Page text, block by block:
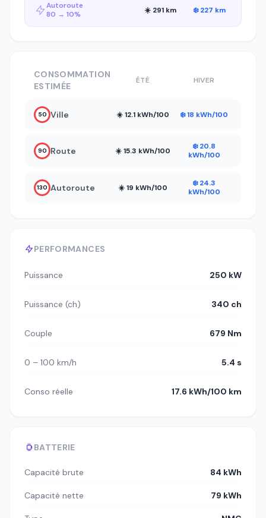
Autoroute
80 → 10%
☀️ 291 km ❄️ 227 km
PERFORMANCES
Puissance 250 kW
Puissance (ch) 340 ch
Couple 679 Nm
0 – 100 km/h 5.4 s
Conso réelle 17.6 kWh/100 km
BATTERIE
Capacité brute 84 kWh
Capacité nette 79 kWh
CONSOMMATION
ESTIMÉE
ÉTÉ HIVER
50 Ville ☀️ 12.1 kWh/100 ❄️ 18 kWh/100
90 Route ☀️ 15.3 kWh/100
❄️ 20.8
kWh/100
130 Autoroute ☀️ 19 kWh/100
❄️ 24.3
kWh/100